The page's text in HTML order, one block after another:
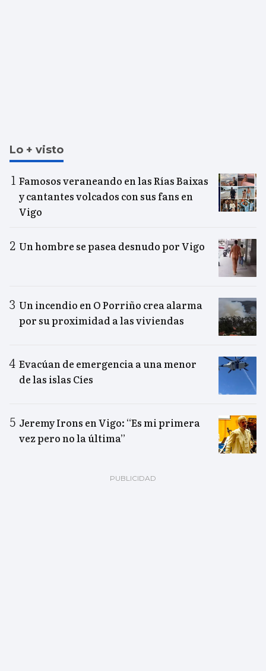
Lo + visto
Famosos veraneando en las Rías Baixas
y cantantes volcados con sus fans en
Vigo
Un hombre se pasea desnudo por Vigo
Un incendio en O Porriño crea alarma
por su proximidad a las viviendas
Evacúan de emergencia a una menor
de las islas Cíes
Jeremy Irons en Vigo: “Es mi primera
vez pero no la última”